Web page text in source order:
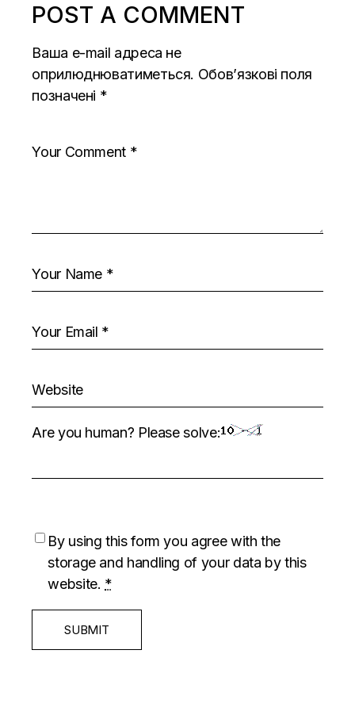
POST A COMMENT
Ваша e-mail адреса не
оприлюднюватиметься. Обов’язкові поля
позначені *
Are you human? Please solve:
By using this form you agree with the
storage and handling of your data by this
website. *
SUBMIT